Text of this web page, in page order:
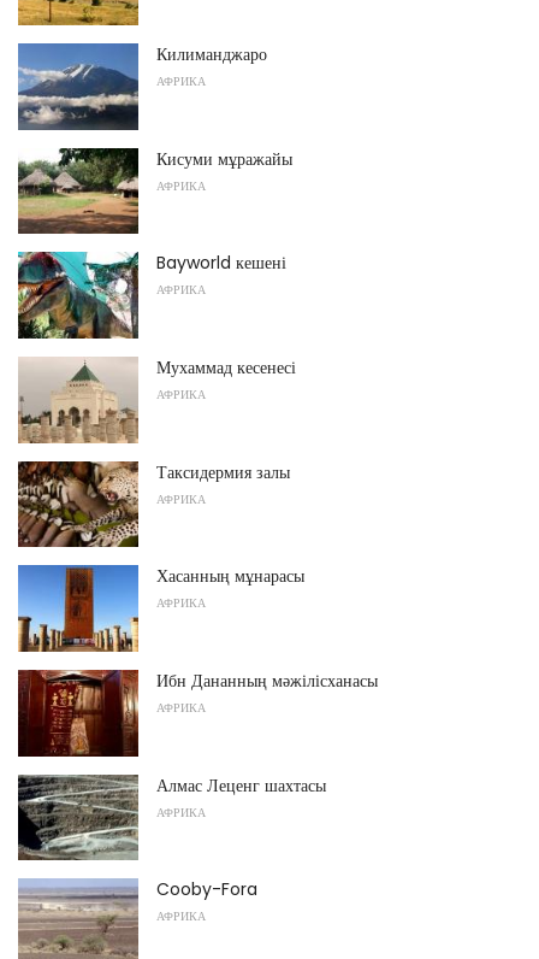
Килиманджаро
АФРИКА
Кисуми мұражайы
АФРИКА
Bayworld кешені
АФРИКА
Мухаммад кесенесі
АФРИКА
Таксидермия залы
АФРИКА
Хасанның мұнарасы
АФРИКА
Ибн Дананның мәжілісханасы
АФРИКА
Алмас Леценг шахтасы
АФРИКА
Cooby-Fora
АФРИКА